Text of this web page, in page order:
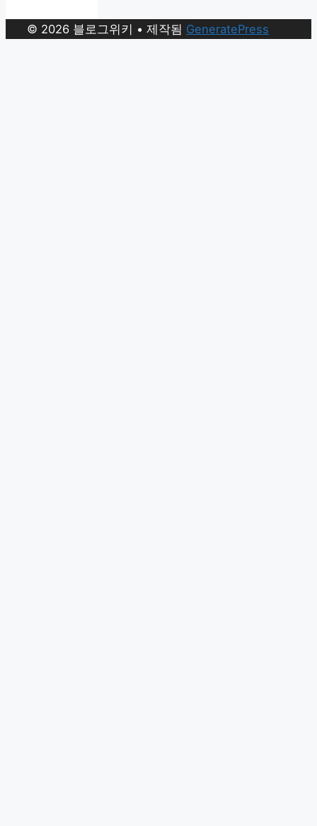
© 2026 블로그위키 • 제작됨 GeneratePress